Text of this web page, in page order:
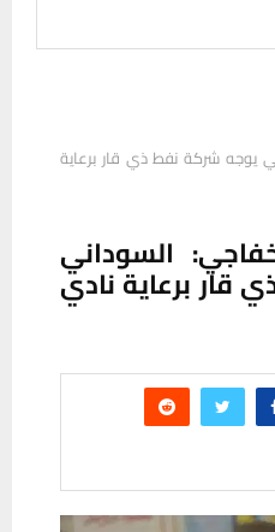
يوجه شركة نفط ذي قار برعاية
السوداني
برعاية نادي